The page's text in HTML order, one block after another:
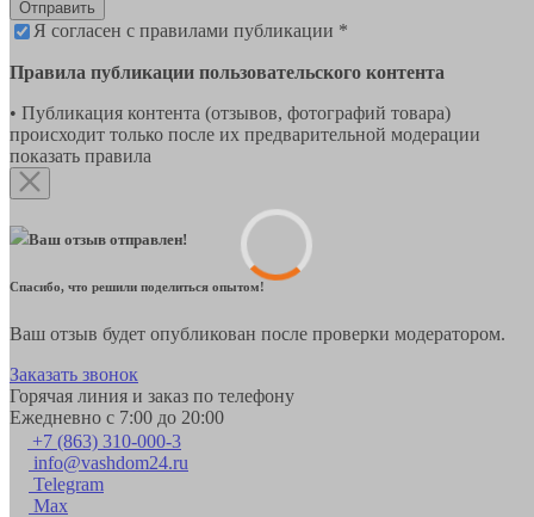
Отправить
Я согласен с правилами публикации *
Правила публикации пользовательского контента
• Публикация контента (отзывов, фотографий товара)
происходит только после их предварительной модерации
показать правила
Ваш отзыв отправлен!
Спасибо, что решили поделиться опытом!
Ваш отзыв будет опубликован после проверки модератором.
Заказать звонок
Горячая линия и заказ по телефону
Ежедневно с 7:00 до 20:00
+7 (863) 310-000-3
info@vashdom24.ru
Telegram
Max